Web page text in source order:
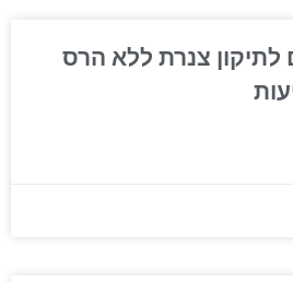
לתיקון צנרת ללא הרס